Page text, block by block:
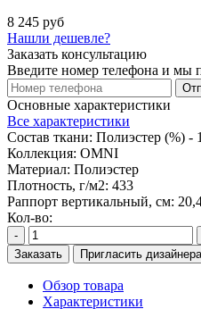
8 245 руб
Нашли дешевле?
Заказать консультацию
Введите номер телефона и мы
Основные характеристики
Все характеристики
Состав ткани: Полиэстер (%) -
Коллекция: OMNI
Материал: Полиэстер
Плотность, г/м2: 433
Раппорт вертикальный, см:
Кол-во:
-
Заказать
Пригласить дизайнера
Обзор товара
Характеристики